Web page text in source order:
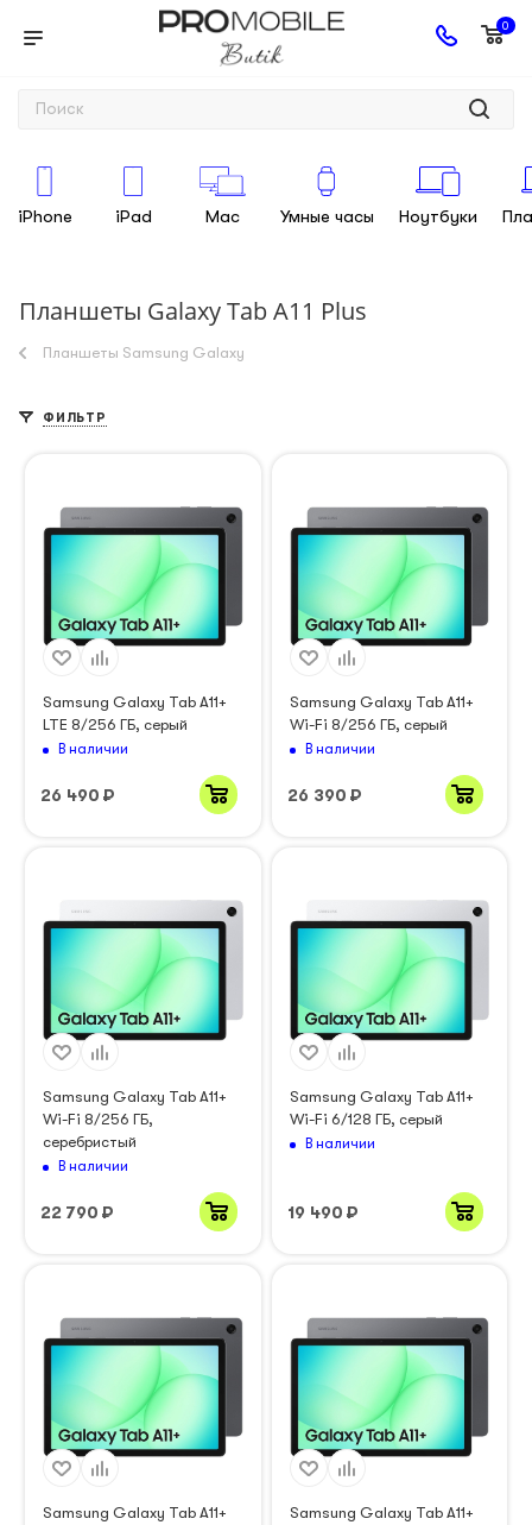
0
iPhone iPad Mac Умные часы Ноутбуки
Планшеты Galaxy Tab A11 Plus
Планшеты Samsung Galaxy
ФИЛЬТР
Samsung Galaxy Tab A11+
LTE 8/256 ГБ, серый
В наличии
26 490 ₽
Samsung Galaxy Tab A11+
Wi-Fi 8/256 ГБ, серый
В наличии
26 390 ₽
Samsung Galaxy Tab A11+
Wi-Fi 8/256 ГБ,
серебристый
В наличии
22 790 ₽
Samsung Galaxy Tab A11+
Wi-Fi 6/128 ГБ, серый
В наличии
19 490 ₽
Samsung Galaxy Tab A11+
Samsung Galaxy Tab A11+